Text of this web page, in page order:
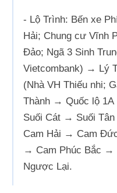
- Lộ Trình: Bến xe
Hải; Chung cư Vĩnh
Đảo; Ngã 3 Sinh
Vietcombank) → Lý
(Nhà VH Thiếu nhi;
Thành → Quốc lộ
Suối Cát → Suối
Cam Hải → Cam
→ Cam Phúc Bắc →
Ngược Lại.